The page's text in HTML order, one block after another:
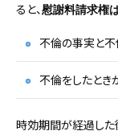
ると、慰謝料請求権
不倫の事実と
不倫をしたとき
時効期間が経過した